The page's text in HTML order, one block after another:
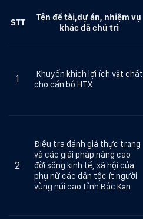
STT
Tên đề tài,dự án, nhiệm vụ
khác đã chủ trì
1
Khuyến khich lợi ích vật chất
cho cán bộ HTX
2
Điều tra đánh giá thực trạng
và các giải pháp nâng cao
đời sống kinh tế, xã hội của
phụ nữ các dân tộc ít người
vùng núi cao tỉnh Bắc Kạn